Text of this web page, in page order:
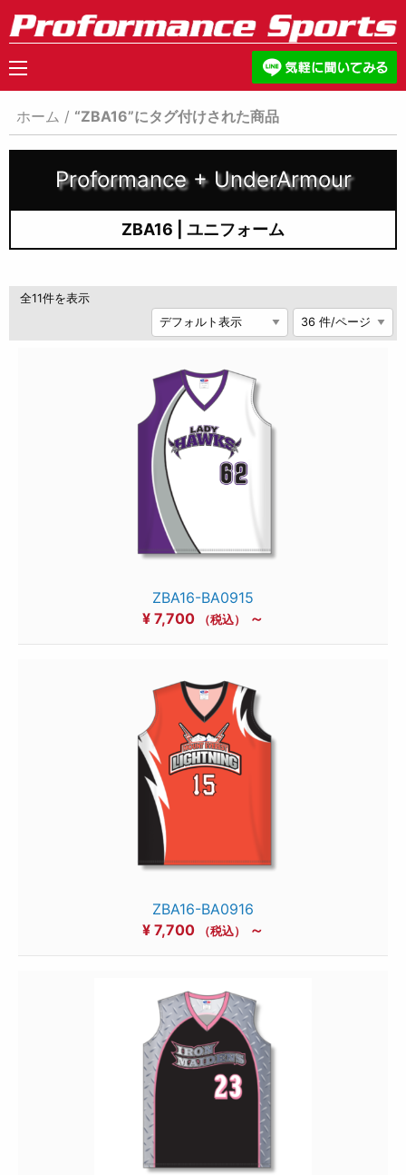
ホーム / “ZBA16”にタグ付けされた商品
Proformance + UnderArmour
ZBA16 | ユニフォーム
全11件を表示
ZBA16-BA0915
¥ 7,700 （税込） ～
ZBA16-BA0916
¥ 7,700 （税込） ～